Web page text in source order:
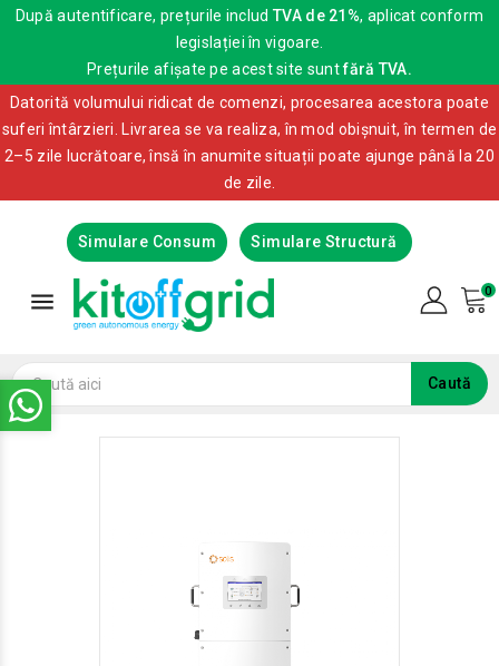
După autentificare, prețurile includTVA de 21%, aplicat conform
legislației în vigoare.
Prețurile afișate pe acest site suntfără TVA.
Datorită volumului ridicat de comenzi, procesarea acestora poate
suferi întârzieri. Livrarea se va realiza, în mod obișnuit, în termen de
2–5 zile lucrătoare, însă în anumite situații poate ajunge până la 20
de zile.
Simulare Consum Simulare Structură
 0
Caută